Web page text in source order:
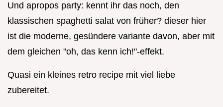
Und apropos party: kennt ihr das noch, den
klassischen spaghetti salat von früher? dieser hier
ist die moderne, gesündere variante davon, aber mit
dem gleichen "oh, das kenn ich!"-effekt.
Quasi ein kleines retro recipe mit viel liebe
zubereitet.